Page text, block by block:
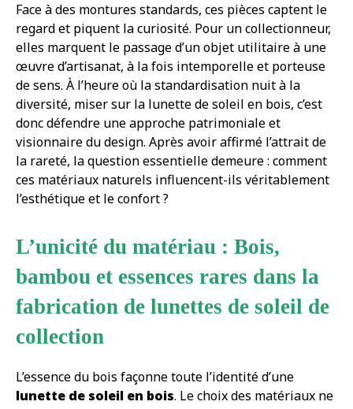
Face à des montures standards, ces pièces captent le
regard et piquent la curiosité. Pour un collectionneur,
elles marquent le passage d’un objet utilitaire à une
œuvre d’artisanat, à la fois intemporelle et porteuse
de sens. À l’heure où la standardisation nuit à la
diversité, miser sur la lunette de soleil en bois, c’est
donc défendre une approche patrimoniale et
visionnaire du design. Après avoir affirmé l’attrait de
la rareté, la question essentielle demeure : comment
ces matériaux naturels influencent-ils véritablement
l’esthétique et le confort ?
L’unicité du matériau : Bois,
bambou et essences rares dans la
fabrication de lunettes de soleil de
collection
L’essence du bois façonne toute l’identité d’une
lunette de soleil en bois. Le choix des matériaux ne